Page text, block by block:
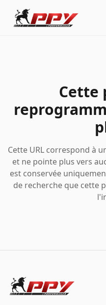
Cette
Cette URL correspond à
et ne pointe plus vers
est conservée
de recherche que cette